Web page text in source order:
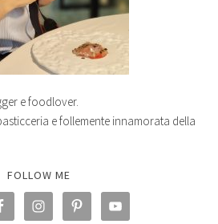
e foodlover.
e follemente innamorata della
FOLLOW ME